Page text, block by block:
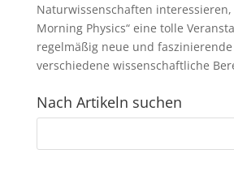
Naturwissenschaften interessieren,
Morning Physics“ eine tolle
regelmäßig neue und
verschiedene wissenschaftliche
Nach Artikeln suchen